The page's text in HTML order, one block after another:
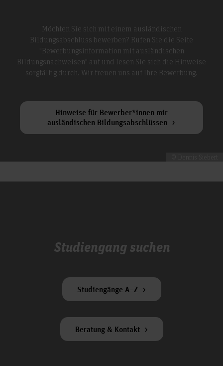
Möchten Sie sich mit einem ausländischen
Bildungsabschluss bewerben? Rufen Sie die Seite
"Bewerbungsinformation mit ausländischen
Bildungsnachweisen" auf und lesen Sie sich die Hinweise
sorgfältig durch. Wir freuen uns auf Ihre Bewerbung.
Hinweise für Bewerber*innen mir
ausländischen Bildungsabschlüssen
Studiengang suchen
Studiengänge A–Z
Beratung & Kontakt